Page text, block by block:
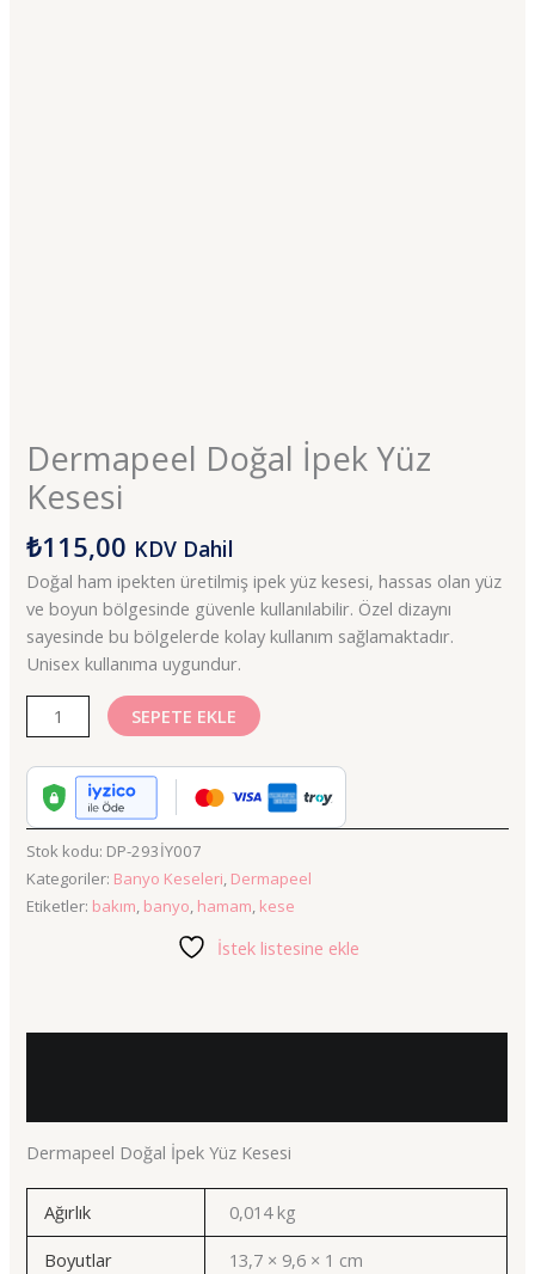
Dermapeel Doğal İpek Yüz
Kesesi
₺115,00 KDV Dahil
Doğal ham ipekten üretilmiş ipek yüz kesesi, hassas olan yüz
ve boyun bölgesinde güvenle kullanılabilir. Özel dizaynı
sayesinde bu bölgelerde kolay kullanım sağlamaktadır.
Unisex kullanıma uygundur.
SEPETE EKLE
Stok kodu: DP-293İY007
Kategoriler: Banyo Keseleri, Dermapeel
Etiketler: bakım, banyo, hamam, kese
İstek listesine ekle
Dermapeel Doğal İpek Yüz Kesesi
Ağırlık
0,014 kg
Boyutlar
13,7 × 9,6 × 1 cm